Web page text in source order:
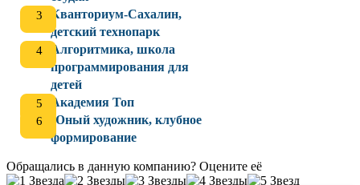
Кванториум-Сахалин,
детский технопарк
Алгоритмика, школа
программирования для
детей
Академия Топ
Юный художник, клубное
формирование
Обращались в данную компанию? Оцените её